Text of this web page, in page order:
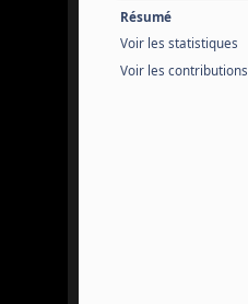
Résumé
Voir les statistiques
Voir les contributions